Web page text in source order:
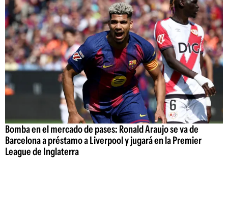
Bomba en el mercado de pases: Ronald Araujo se va de
Barcelona a préstamo a Liverpool y jugará en la Premier
League de Inglaterra